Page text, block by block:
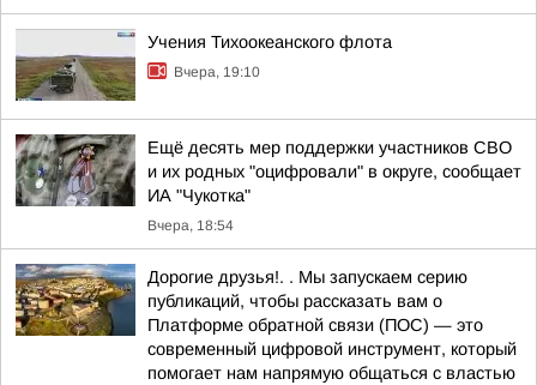
Учения Тихоокеанского флота
Вчера, 19:10
Ещё десять мер поддержки участников СВО
и их родных "оцифровали" в округе, сообщает
ИА "Чукотка"
Вчера, 18:54
Дорогие друзья!. . Мы запускаем серию
публикаций, чтобы рассказать вам о
Платформе обратной связи (ПОС) — это
современный цифровой инструмент, который
помогает нам напрямую общаться с властью